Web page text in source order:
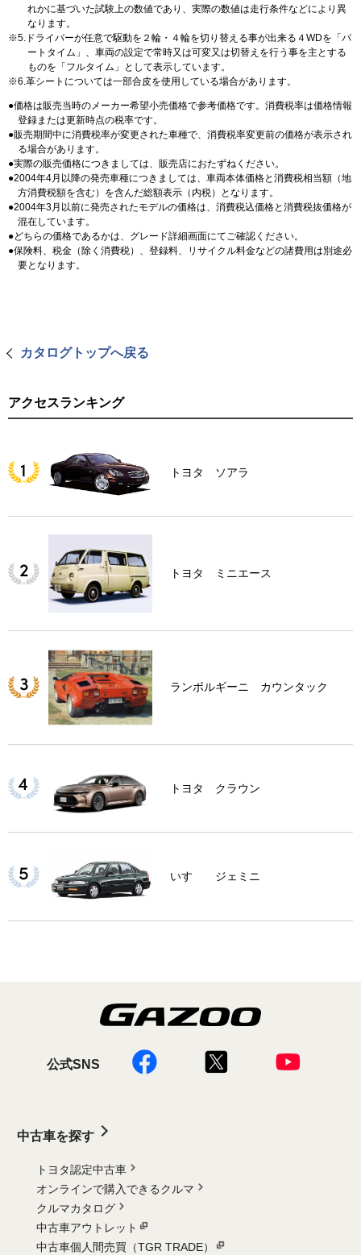
れかに基づいた試験上の数値であり、実際の数値は走行条件などにより異
なります。
5.ドライバーが任意で駆動を２輪・４輪を切り替える事が出来る４WDを「パ
ートタイム」、車両の設定で常時又は可変又は切替えを行う事を主とする
ものを「フルタイム」として表示しています。
6.革シートについては一部合皮を使用している場合があります。
価格は販売当時のメーカー希望小売価格で参考価格です。消費税率は価格情報
登録または更新時点の税率です。
販売期間中に消費税率が変更された車種で、消費税率変更前の価格が表示され
る場合があります。
実際の販売価格につきましては、販売店におたずねください。
2004年4月以降の発売車種につきましては、車両本体価格と消費税相当額（地
方消費税額を含む）を含んだ総額表示（内税）となります。
2004年3月以前に発売されたモデルの価格は、消費税込価格と消費税抜価格が
混在しています。
どちらの価格であるかは、グレード詳細画面にてご確認ください。
保険料、税金（除く消費税）、登録料、リサイクル料金などの諸費用は別途必
要となります。
カタログトップへ戻る
アクセスランキング
トヨタ ソアラ
トヨタ ミニエース
ランボルギーニ カウンタック
トヨタ クラウン
いすゞ ジェミニ
公式SNS
中古車を探す
トヨタ認定中古車
オンラインで購入できるクルマ
クルマカタログ
中古車アウトレット
中古車個人間売買（TGR TRADE）